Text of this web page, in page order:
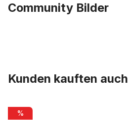
Community Bilder
Kunden kauften auch
Wulstreifen 28 x 1 1/2 Creme
%